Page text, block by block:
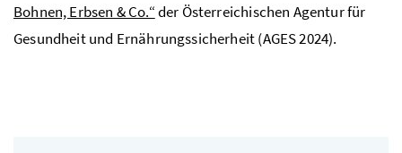
Bohnen, Erbsen & Co.“der Österreichischen Agentur für
Gesundheit und Ernährungssicherheit (AGES2024).